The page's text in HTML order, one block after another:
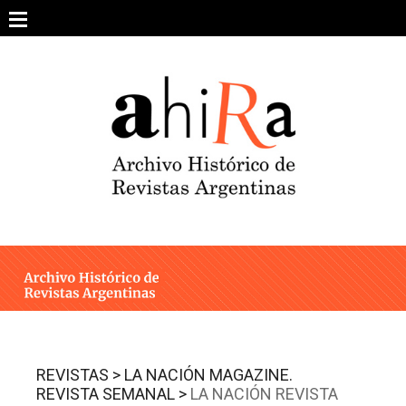
content
ARCHIVO DE REVISTAS
ESTUDIOS CRÍTICOS
INTEGRANTES
CONTACTO
REVISTAS > LA NACIÓN MAGAZINE.
REVISTA SEMANAL > LA NACIÓN REVISTA